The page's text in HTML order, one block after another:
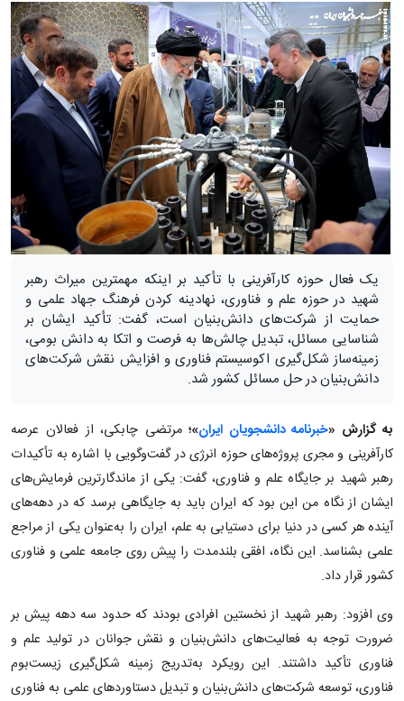
یک فعال حوزه کارآفرینی با تأکید بر اینکه مهمترین میراث رهبر
شهید در حوزه علم و فناوری، نهادینه کردن فرهنگ جهاد علمی و
حمایت از شرکت‌های دانش‌بنیان است، گفت: تأکید ایشان بر
شناسایی مسائل، تبدیل چالش‌ها به فرصت و اتکا به دانش بومی،
زمینه‌ساز شکل‌گیری اکوسیستم فناوری و افزایش نقش شرکت‌های
دانش‌بنیان در حل مسائل کشور شد.
به گزارش «خبرنامه دانشجویان ایران»؛ مرتضی چابکی، از فعالان عرصه
کارآفرینی و مجری پروژه‌های حوزه انرژی در گفت‌وگویی با اشاره به تأکیدات
رهبر شهید بر جایگاه علم و فناوری، گفت: یکی از ماندگارترین فرمایش‌های
ایشان از نگاه من این بود که ایران باید به جایگاهی برسد که در دهه‌های
آینده هر کسی در دنیا برای دستیابی به علم، ایران را به‌عنوان یکی از مراجع
علمی بشناسد. این نگاه، افقی بلندمدت را پیش روی جامعه علمی و فناوری
کشور قرار داد.
وی افزود: رهبر شهید از نخستین افرادی بودند که حدود سه دهه پیش بر
ضرورت توجه به فعالیت‌های دانش‌بنیان و نقش جوانان در تولید علم و
فناوری تأکید داشتند. این رویکرد به‌تدریج زمینه شکل‌گیری زیست‌بوم
فناوری، توسعه شرکت‌های دانش‌بنیان و تبدیل دستاوردهای علمی به فناوری